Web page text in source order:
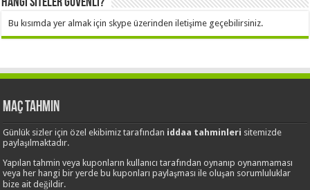
Hangi Siteler Güvenli?
Bu kısımda yer almak için skype üzerinden iletişime geçebilirsiniz.
Maç Tahmin
Günlük sizler için özel ekibimiz tarafından iddaa tahminleri sitemizde
paylaşılmaktadır.
Yapılan tahmin veya kuponların kullanıcı tarafından oynanıp oynanmaması
veya her hangi bir yerde bu kuponları paylaşması ile oluşan sorumluluklar
bize ait değildir.